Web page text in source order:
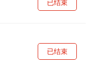
已结束
已结束